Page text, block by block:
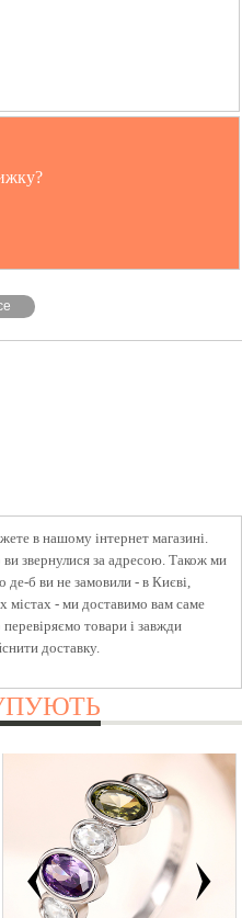
в нашому інтернет магазині.
звернулися за адресою. Також ми
де-б ви не замовили - в Києві,
містах - ми доставимо вам саме
товари і завжди
доставку.